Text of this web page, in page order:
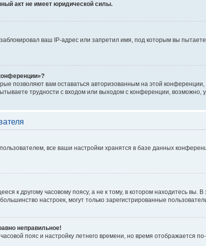
акт не имеет юридической силы.
ваш IP-адрес или запретил имя, под которым вы
позволяют вам оставаться авторизованным на этой
трудности с входом или выходом с конференции, возможно,
все ваши настройки хранятся в базе данных
к другому часовому поясу, а не к тому, в котором находитесь вы.
настроек, могут только зарегистрированные
неправильное!
пояс и настройку летнего времени, но время